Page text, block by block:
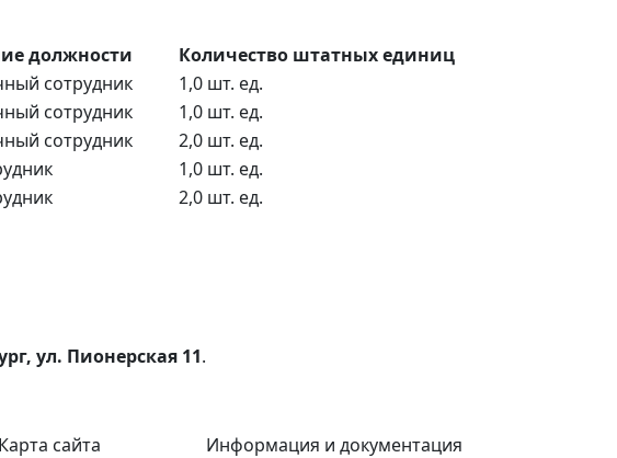
должности
Количество штатных единиц
сотрудник
1,0 шт. ед.
сотрудник
1,0 шт. ед.
сотрудник
2,0 шт. ед.
1,0 шт. ед.
2,0 шт. ед.
ул. Пионерская 11.
Карта сайта
Информация и документация